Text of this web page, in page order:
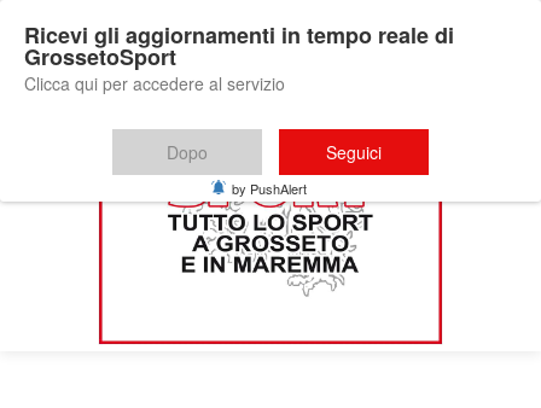
Ricevi gli aggiornamenti in tempo reale di
GrossetoSport
Clicca qui per accedere al servizio
Dopo Seguici
by PushAlert